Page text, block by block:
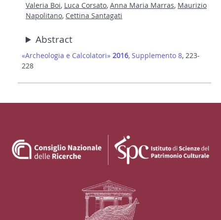
Valeria Boi, Luca Corsato, Anna Maria Marras, Maurizio
Napolitano, Cettina Santagati
Abstract
«Archeologia e Calcolatori» 2016, Supplemento 8, 223-
228